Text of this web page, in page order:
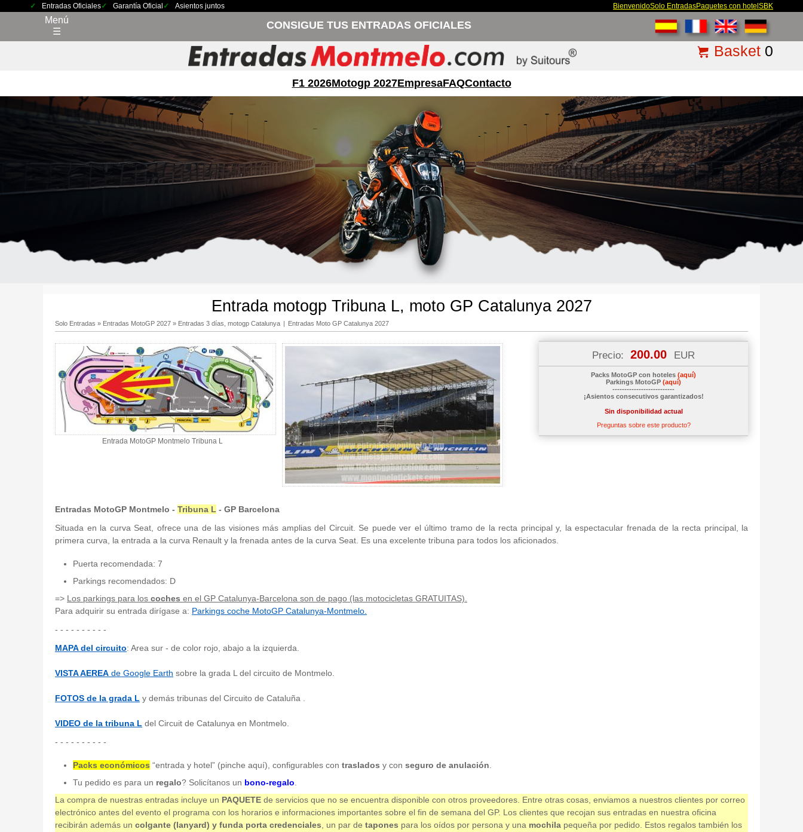
Entradas Oficiales Garantía Oficial Asientos juntos BienvenidoSolo EntradasPaquetes con hotel SBK
Menú
☰
CONSIGUE TUS ENTRADAS OFICIALES
Basket 0
F1 2026Motogp 2027EmpresaFAQContacto
Entrada motogp Tribuna L, moto GP Catalunya 2027
Solo Entradas » Entradas MotoGP 2027 » Entradas 3 días, motogp Catalunya | Entradas Moto GP Catalunya 2027
Entrada MotoGP Montmelo Tribuna L
Precio: 200.00 EUR
Packs MotoGP con hoteles (aquí)
Parkings MotoGP (aquí)
--------------------------
¡Asientos consecutivos garantizados!
Sin disponibilidad actual
Preguntas sobre este producto?
Entradas MotoGP Montmelo - Tribuna L - GP Barcelona
Situada en la curva Seat, ofrece una de las visiones más amplias del Circuit. Se puede ver el último tramo de la recta principal y, la espectacular frenada de la recta principal, la
primera curva, la entrada a la curva Renault y la frenada antes de la curva Seat. Es una excelente tribuna para todos los aficionados.
Puerta recomendada: 7
Parkings recomendados: D
=> Los parkings para los coches en el GP Catalunya-Barcelona son de pago (las motocicletas GRATUITAS).
Para adquirir su entrada dirígase a: Parkings coche MotoGP Catalunya-Montmelo.
- - - - - - - - - -
MAPA del circuito: Area sur - de color rojo, abajo a la izquierda.
VISTA AEREA de Google Earth sobre la grada L del circuito de Montmelo.
FOTOS de la grada L y demás tribunas del Circuito de Cataluña .
VIDEO de la tribuna L del Circuit de Catalunya en Montmelo.
- - - - - - - - - -
Packs económicos “entrada y hotel” (pinche aquí), configurables con traslados y con seguro de anulación
Tu pedido es para un regalo? Solicítanos un bono-regalo
La compra de nuestras entradas incluye un PAQUETE de servicios que no se encuentra disponible con otros proveedores. Entre otras cosas, enviamos a nuestros clientes por correo
electrónico antes del evento el programa con los horarios e informaciones importantes sobre el fin de semana del GP. Los clientes que recojan sus entradas en nuestra oficina
recibirán además un colgante (lanyard) y funda porta credenciales , un par de tapones para los oídos por persona y una mochila pequeña por pedido. Estos regalos también los